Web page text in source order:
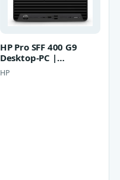
HP Pro SFF 400 G9
Desktop-PC |
881y8ea#abd | Core
i5-14500 - 16GB RAM
HP